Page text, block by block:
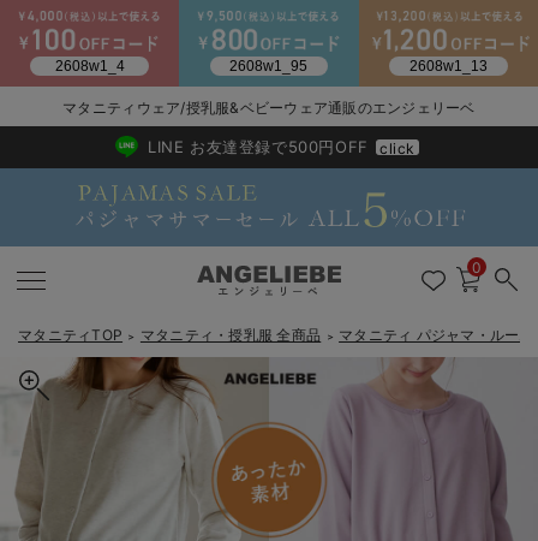
戻る
マタニティウェア全て
マタニティ ワンピース
戻る
マタニティ 下着・インナー全て
授乳ブラ・マタニティブラ（マタニティインナー・産後用品）
戻る
授乳服全て
授乳ワンピース
戻る
マタニティ フォーマル全て
マタニティ スーツ
戻る
授乳用品全て
妊婦用 抱き枕・授乳クッション
戻る
マタニティレッグウェア全て
マタニティストッキング・タイツ
戻る
マタニティ ボディケア全て
妊娠線クリーム
戻る
アウトレット全て
【アウトレット】ワンピース
戻る
特集全て
抗菌防臭加工
戻る
再入荷全て
再入荷｜インナー
戻る
送料無料アイテム全て
ワンピース
戻る
ブラキャミ おまとめ
戻る
【37周年祭セール】
【37周年祭セール】
戻る
気温差別オススメア
【15℃】3月下旬～
戻る
動きやすく着回しで
戻る
強撚スムース(コス
戻る
マタニティウェア
【おまとめ割】パジ
戻る
こだわりの履き心地
カジュアル
戻る
ジャケット派
戻る
出産準備応援割全て
マタニティパジャマ
戻る
【オフィスカジュア
戻る
レギンスタイプ
戻る
【フォーマル】ワン
戻る
【ベビー】長袖
戻る
ハンカチ
戻る
快適ウェア10%OFF
戻る
春のマタニティワン
セットアップ・ レイ
戻る
Gift Selection 出産
〜3,000円（税込）
戻る
冬の冷え対策インナ
薄くてあったか
戻る
入院準備の持ち物チ
入院してすぐ使うグ
戻る
冬のあったか特集全て
【冬のあったか特集
マタニティウェア/授乳服&ベビーウェア通販のエンジェリーベ
2026/NewArrival
送料495円(一部地域を除く) 7,700円以上で送料無料
LINE お友達登録で500円OFF click
0
マタニティTOP ＞ マタニティ・授乳服 全商品 ＞ マタニティ パジャマ・ルーム
カートに入れる
裏毛裏起毛ウエスト切替ワンピース&産後も使えるレギンスパジャ
マ マタニティ・授乳パジャマ【出産後も長く使える】